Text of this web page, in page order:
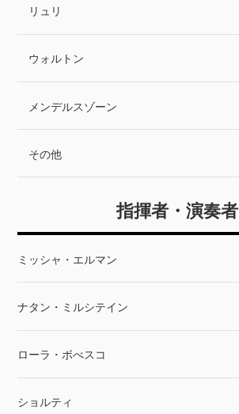
リュリ
ウォルトン
メンデルスゾーン
その他
指揮者・演奏者
ミッシャ・エルマン
ナタン・ミルシテイン
ローラ・ボべスコ
ショルティ